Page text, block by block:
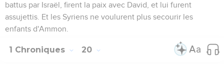
battus par Israël, firent la paix avec David, et lui furent
assujettis. Et les Syriens ne voulurent plus secourir les
enfants d'Ammon.
1 Chroniques 20